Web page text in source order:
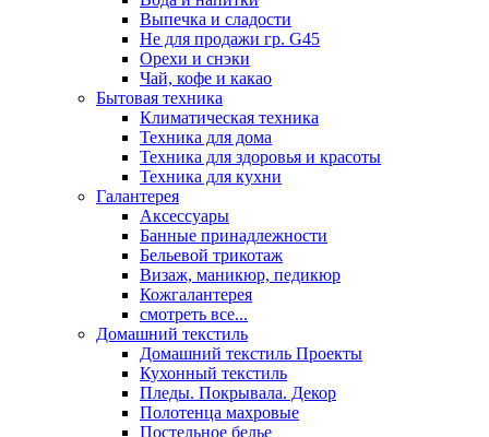
Выпечка и сладости
Не для продажи гр. G45
Орехи и снэки
Чай, кофе и какао
Бытовая техника
Климатическая техника
Техника для дома
Техника для здоровья и красоты
Техника для кухни
Галантерея
Аксессуары
Банные принадлежности
Бельевой трикотаж
Визаж, маникюр, педикюр
Кожгалантерея
смотреть все...
Домашний текстиль
Домашний текстиль Проекты
Кухонный текстиль
Пледы. Покрывала. Декор
Полотенца махровые
Постельное белье